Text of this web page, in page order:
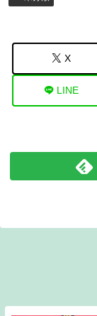
X
LINE